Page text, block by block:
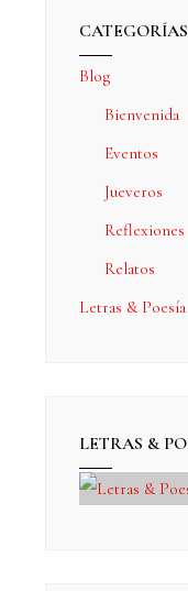
CATEGORÍAS
Blog
Bienvenida
Eventos
Jueveros
Reflexiones
Relatos
Letras & Poesía
LETRAS &